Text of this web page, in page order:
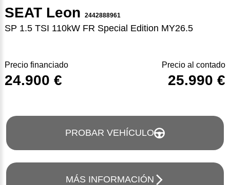
SEAT Leon 2442888961
SP 1.5 TSI 110kW FR Special Edition MY26.5
Precio financiado
24.900 €
Precio al contado
25.990 €
PROBAR VEHÍCULO
MÁS INFORMACIÓN